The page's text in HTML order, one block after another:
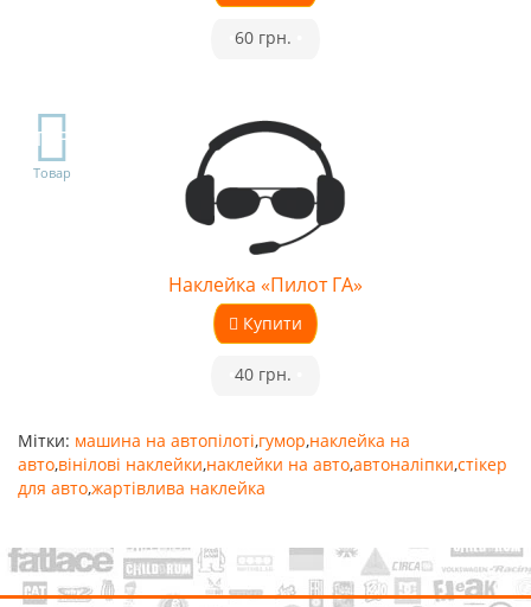
60 грн.
TOP
Товар
Наклейка «Пилот ГА»
Купити
40 грн.
Мітки: машина на автопілоті,гумор,наклейка на
авто,вінілові наклейки,наклейки на авто,автоналіпки,стікер
для авто,жартівлива наклейка